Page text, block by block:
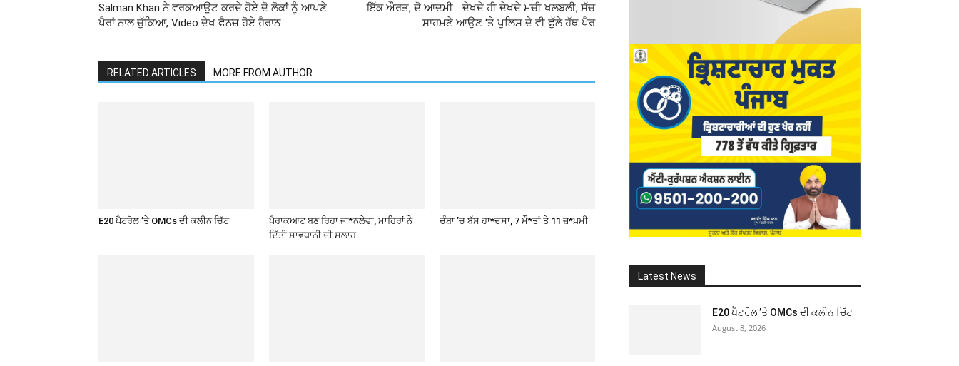
Salman Khan ਨੇ ਵਰਕਆਊਟ ਕਰਦੇ ਹੋਏ ਦੋ ਲੋਕਾਂ ਨੂੰ ਆਪਣੇ
ਪੈਰਾਂ ਨਾਲ ਚੁੱਕਿਆ, Video ਦੇਖ ਫੈਨਜ਼ ਹੋਏ ਹੈਰਾਨ
ਇੱਕ ਔਰਤ, ਦੋ ਆਦਮੀ… ਦੇਖਦੇ ਹੀ ਦੇਖਦੇ ਮਚੀ ਖਲਬਲੀ, ਸੱਚ
ਸਾਹਮਣੇ ਆਉਣ ‘ਤੇ ਪੁਲਿਸ ਦੇ ਵੀ ਫੁੱਲੇ ਹੱਥ ਪੈਰ
RELATED ARTICLES MORE FROM AUTHOR
E20 ਪੈਟਰੋਲ ’ਤੇ OMCs ਦੀ ਕਲੀਨ ਚਿੱਟ
ਪੈਰਾਕੁਆਟ ਬਣ ਰਿਹਾ ਜਾ*ਨਲੇਵਾ, ਮਾਹਿਰਾਂ ਨੇ
ਦਿੱਤੀ ਸਾਵਧਾਨੀ ਦੀ ਸਲਾਹ
ਚੰਬਾ ’ਚ ਬੱਸ ਹਾ*ਦਸਾ, 7 ਮੌ*ਤਾਂ ਤੇ 11 ਜ਼*ਖ਼ਮੀ
Latest News
E20 ਪੈਟਰੋਲ ’ਤੇ OMCs ਦੀ ਕਲੀਨ ਚਿੱਟ
August 8, 2026